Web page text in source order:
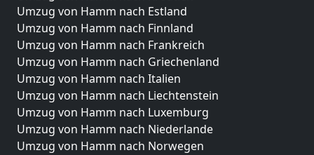
Umzug von Hamm nach Estland
Umzug von Hamm nach Finnland
Umzug von Hamm nach Frankreich
Umzug von Hamm nach Griechenland
Umzug von Hamm nach Italien
Umzug von Hamm nach Liechtenstein
Umzug von Hamm nach Luxemburg
Umzug von Hamm nach Niederlande
Umzug von Hamm nach Norwegen